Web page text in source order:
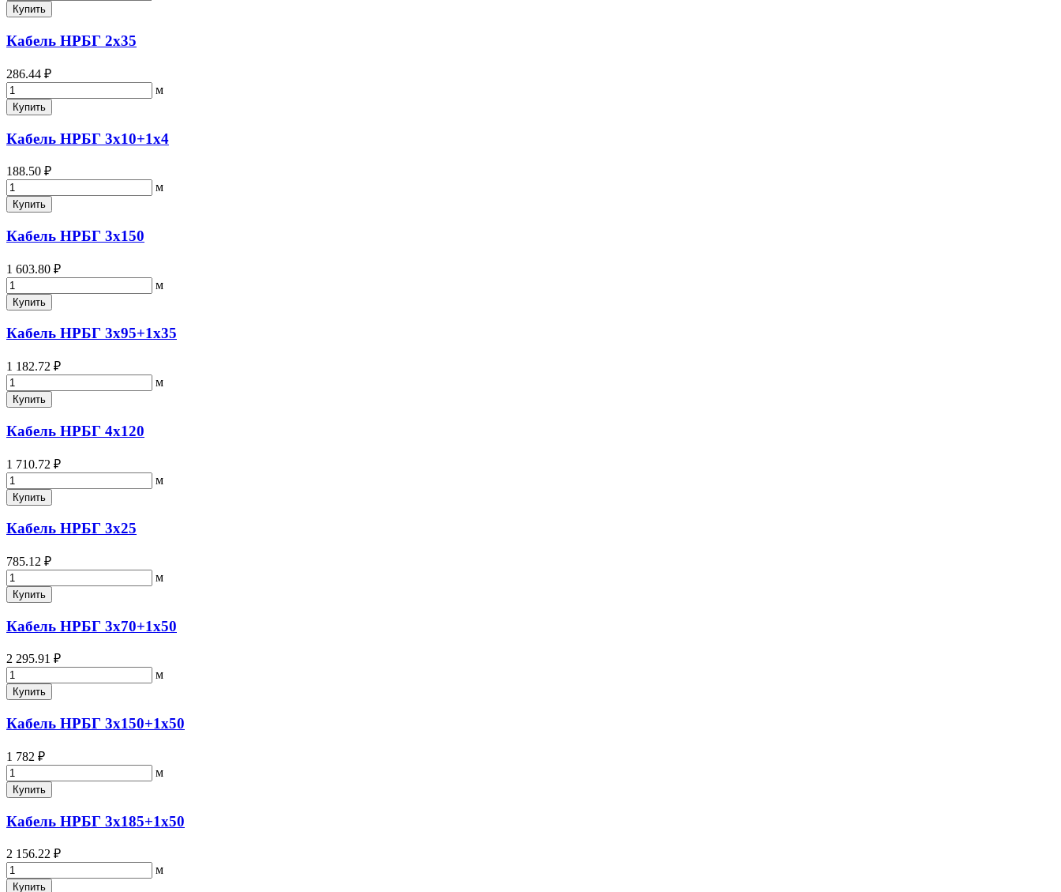
Купить
Кабель НРБГ 2х35
286.44 ₽
м
Купить
Кабель НРБГ 3х10+1х4
188.50 ₽
м
Купить
Кабель НРБГ 3х150
1 603.80 ₽
м
Купить
Кабель НРБГ 3х95+1х35
1 182.72 ₽
м
Купить
Кабель НРБГ 4х120
1 710.72 ₽
м
Купить
Кабель НРБГ 3х25
785.12 ₽
м
Купить
Кабель НРБГ 3х70+1х50
2 295.91 ₽
м
Купить
Кабель НРБГ 3х150+1х50
1 782 ₽
м
Купить
Кабель НРБГ 3х185+1х50
2 156.22 ₽
м
Купить